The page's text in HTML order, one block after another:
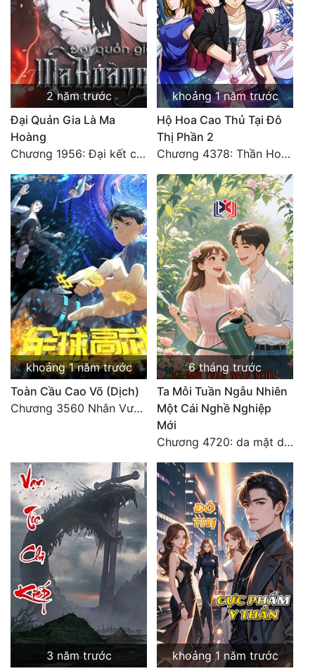
Cẩu Đạo Trường Sinh
Ngự Thú
Truyện Nam
Truyện Nữ
Vô Địch Lưu
Xây Dựng Thế Lực
Đam Mỹ
Đẹp
Đẹp Hiệp
Tính Cách Nhân Vật :
Cơ Trí
Sát Phạt Quyết Đoán
Vô Sỉ
2 năm trước
Đại Quản Gia Là Ma
Hoàng
Chương 1956: Đại kết cục
khoảng 1 năm trước
Hộ Hoa Cao Thủ Tại Đô
Thị Phần 2
Chương 4378: Thần Hoàng Hạ Thiên (Đại kết cục) (03)
khoảng 1 năm trước
Toàn Cầu Cao Võ (Dịch)
Chương 3560 Nhân Vương trở về - END
6 tháng trước
Ta Mỗi Tuần Ngẫu Nhiên
Một Cái Nghề Nghiệp
Mới
Chương 4720: da mặt dày
3 năm trước
khoảng 1 năm trước